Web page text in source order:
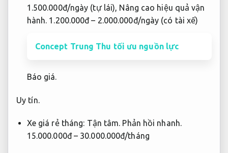
1.500.000đ/ngày (tự lái), Nâng cao hiệu quả vận
hành. 1.200.000đ – 2.000.000đ/ngày (có tài xế)
Concept Trung Thu tối ưu nguồn lực
Báo giá.
Uy tín.
Xe giá rẻ tháng: Tận tâm. Phản hồi nhanh.
15.000.000đ – 30.000.000đ/tháng